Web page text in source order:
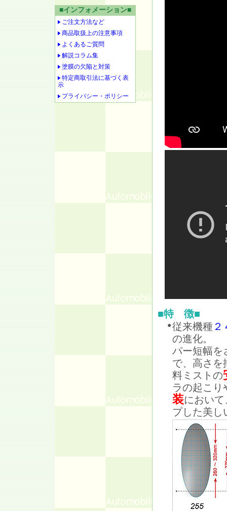
■インフォメーション■
ご注文方法など
商品取扱上の注意事項
よくあるご質問
解説コラム集
塗膜の欠陥と対策
特定商取引法に基づく表
示
プライバシー・ポリシー
■特 徴■
●従来機種 ２
の進化。
パー短幅を
で、高さを
料ミストの
ラの起こり
装において
プした美し